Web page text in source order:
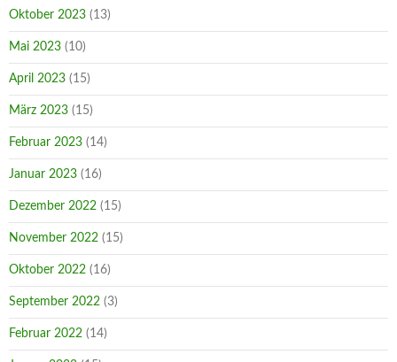
Oktober 2023 (13)
Mai 2023 (10)
April 2023 (15)
März 2023 (15)
Februar 2023 (14)
Januar 2023 (16)
Dezember 2022 (15)
November 2022 (15)
Oktober 2022 (16)
September 2022 (3)
Februar 2022 (14)